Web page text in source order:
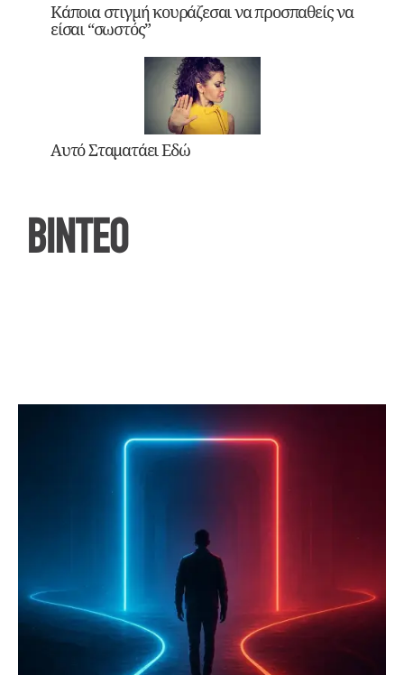
Κάποια στιγμή κουράζεσαι να προσπαθείς να
είσαι “σωστός”
Αυτό Σταματάει Εδώ
ΒΙΝΤΕΟ